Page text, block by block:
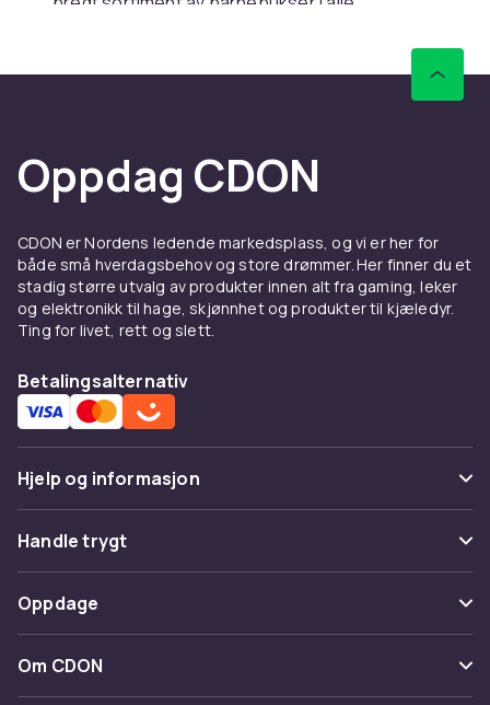
joggebukser og leggings til klassiske chinos
og fine dressbukser. Vi tilbyr bukser til alle
Utforsk også underkategoriene med
shorts , eller finn matchende ytterplagg
Jeans til barn, et tidløst og
allsidig valg
Jeans er et tidløst plagg som passer til nesten
enhver anledning. Det er slitesterkt nok til tøff
lek, men ser likevel bra ut når man vil kle seg litt
pent. Hos CDON finner du barnets jeans i
mange forskjellige snitt, vask og stilarter.
Mange modeller har elastikk i midjen eller
knær og lommer er gode til aktive barn.
Shorts til varme og aktive
Oppdag CDON
CDON er Nordens ledende markedsplass, og vi er her for
både små hverdagsbehov og store drømmer. Her finner du et
stadig større utvalg av produkter innen alt fra gaming, leker
og elektronikk til hage, skjønnhet og produkter til kjæledyr.
Ting for livet, rett og slett.
Betalingsalternativ
Hjelp og informasjon
Vanlige spørsmål
Spor pakke
Angre & returner her
Kontakt oss
Handle trygt
Betaling
Levering
Oppdage
Kategorier
Om CDON